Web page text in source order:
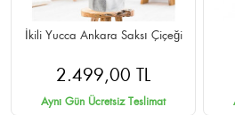
İkili Yucca Ankara Saksı Çiçeği
2.499,00 TL
Aynı Gün Ücretsiz Teslimat